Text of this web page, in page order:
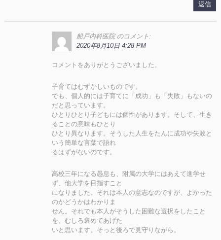
返信
船戸内科医院 のコメント:
2020年8月10日 4:28 PM
コメントをありがとうございました。
子育てはむずかしいものです。
でも、個人的には子育てに「成功」も「失敗」もないの
だと思っています。
ひとりひとり子どもには個性があります。そして、生き
ることの意味もひとり
ひとり異なります。そうした人生をたんに成功や失敗と
いう簡単な言葉で語れ
るはずがないのです。
高校三年になる愚息も、附属の大学にはあえて進学せ
ず、他大学を目指すこと
になりました。それは本人の意志なのですが、よかった
のかどうかはわかりま
せん。それでも本人がそうした困難な選択をしたこと
を、むしろ褒めてあげた
いと思います。そっと後ろで見守りながら。